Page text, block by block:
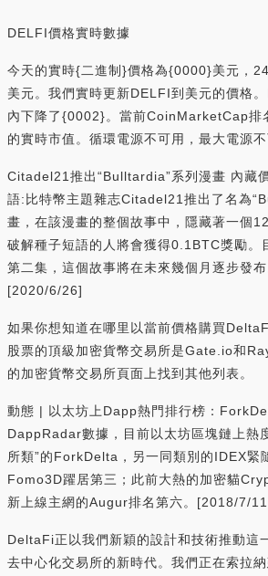
DELFI價格實時數據
今天的實時{二進制}價格為{0000}美元，
美元。我們實時更新DELFI到美元的價格
內下降了{0002}。當前CoinMarketCap排
的實時市值。循環電源不可用，最大電源不
Citadel21推出“Bulltardia”系列漫畫 內藏
語:比特幣主題雜志Citadel21推出了名為
畫，在該漫畫的整個故事中，隱藏著一個
破解種子短語的人將會獲得0.1BTC獎勵。
第二集，這個故事將在未來幾個月逐步發
[2020/6/26]
如果你想知道在哪里以當前價格購買
股票的頂級加密貨幣交易所是Gate.io和
的加密貨幣交易所頁面上找到其他列表。
動態 | 以太坊上Dapp熱門排行榜：
DappRadar數據，目前以太坊區塊鏈上熱
所類”的ForkDelta，另一同類別的IDEX緊
Fomo3D躍居第三；此前大熱的加密貓
新上線主網的Augur排名第六。[2018/7/
DeltaFi正以我們新穎的設計和技術推動這
去中心化交易所的新時代。我們正在索拉